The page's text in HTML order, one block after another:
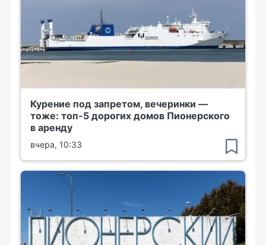
Курение под запретом, вечеринки —
тоже: топ-5 дорогих домов Пионерского
в аренду
вчера, 10:33